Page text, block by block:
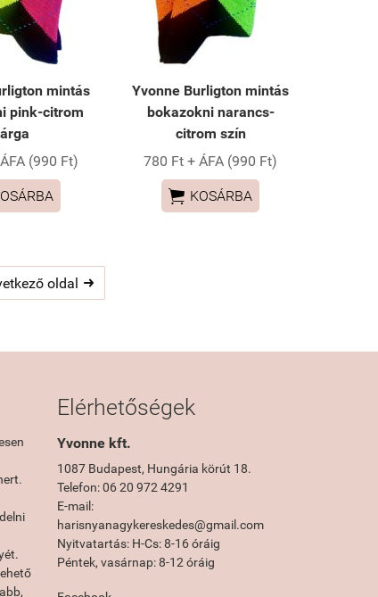
mintás
pink-citrom
(990 Ft)
Yvonne Burligton mintás
bokazokni narancs-
citrom szín
780 Ft + ÁFA (990 Ft)
 KOSÁRBA
oldal 
Elérhetőségek
Yvonne kft.
1087 Budapest, Hungária körút 18.
Telefon: 06 20 972 4291
E-mail:
harisnyanagykereskedes@gmail.com
Nyitvatartás: H-Cs: 8-16 óráig
Péntek, vasárnap: 8-12 óráig